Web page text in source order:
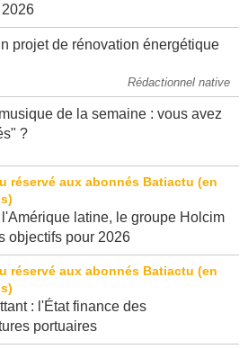
projet de rénovation énergétique
Rédactionnel native
de la semaine : vous avez
?
l'Amérique latine, le groupe Holcim
objectifs pour 2026
: l'État finance des
portuaires